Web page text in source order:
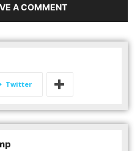
A COMMENT
Twitter